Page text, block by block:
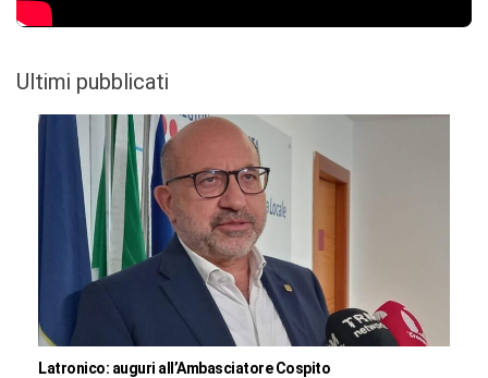
Ultimi pubblicati
Latronico: auguri all’Ambasciatore Cospito